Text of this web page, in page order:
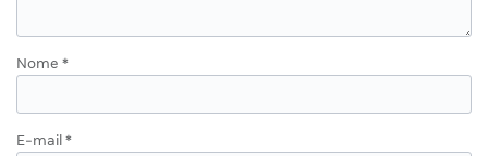
Nome *
E-mail *